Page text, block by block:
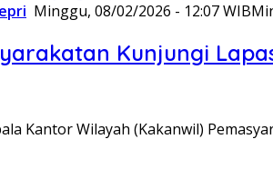
Minggu, 08/02/2026 - 12:07 WIB
Kunjungi
Kantor Wilayah (Kakanwil)